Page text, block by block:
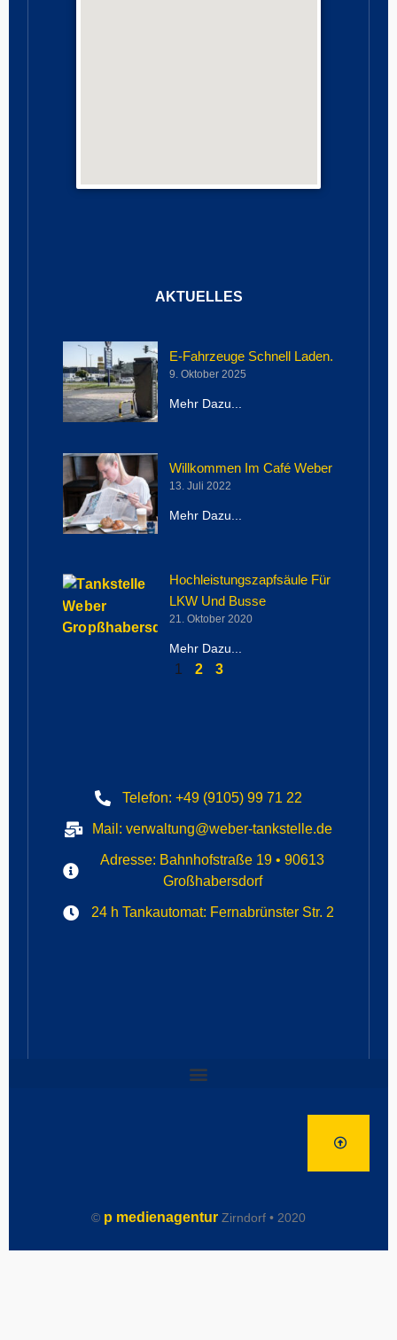
AKTUELLES
E-Fahrzeuge Schnell Laden.
9. Oktober 2025
Mehr Dazu...
Willkommen Im Café Weber
13. Juli 2022
Mehr Dazu...
Hochleistungszapfsäule Für
LKW Und Busse
21. Oktober 2020
Mehr Dazu...
Seite
1
Seite
2
Seite
3
Telefon: +49 (9105) 99 71 22
Mail: verwaltung@weber-tankstelle.de
Adresse: Bahnhofstraße 19 • 90613
Großhabersdorf
24 h Tankautomat: Fernabrünster Str. 2
© p medienagentur Zirndorf • 2020